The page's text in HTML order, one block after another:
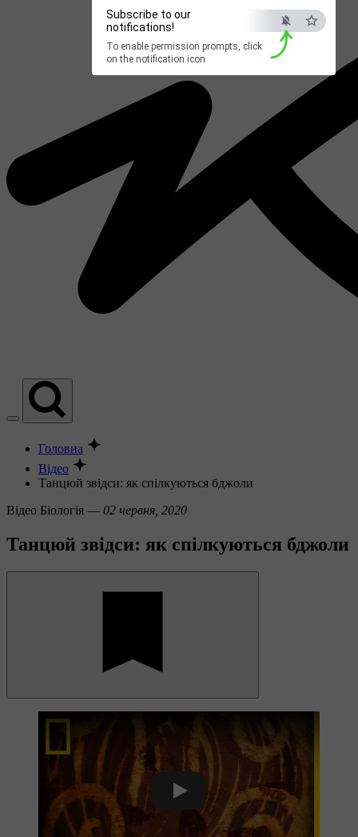
Subscribe to our
notifications!
To enable permission prompts, click
on the notification icon
Головна
Відео
Танцюй звідси: як спілкуються бджоли
Вiдео Біологія — 02 червня, 2020
Танцюй звідси: як спілкуються бджоли
Play